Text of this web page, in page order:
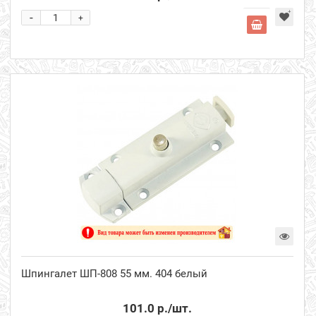
+
-
Шпингалет ШП-808 55 мм. 404 белый
101.0 р./шт.